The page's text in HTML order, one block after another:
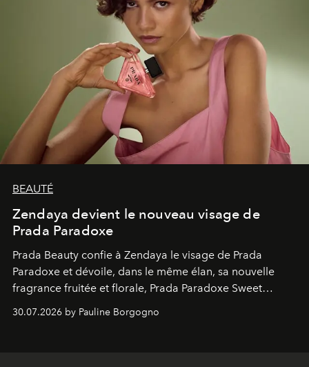
BEAUTÉ
Zendaya devient le nouveau visage de
Prada Paradoxe
Prada Beauty confie à Zendaya le visage de Prada
Paradoxe et dévoile, dans le même élan, sa nouvelle
fragrance fruitée et florale, Prada Paradoxe Sweet
Chemistry Eau de Parfum.
30.07.2026 by Pauline Borgogno